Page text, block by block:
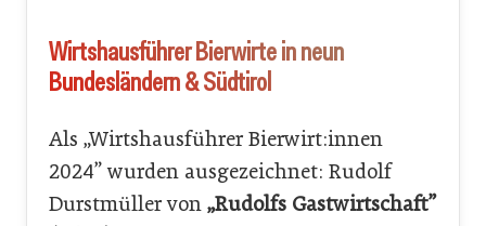
Wirtshausführer Bierwirte in neun
Bundesländern & Südtirol
Als „Wirtshausführer Bierwirt:innen
2024” wurden ausgezeichnet: Rudolf
Durstmüller von „Rudolfs Gastwirtschaft”